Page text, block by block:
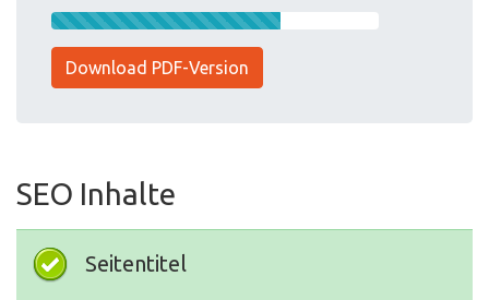
Download PDF-Version
SEO Inhalte
Seitentitel